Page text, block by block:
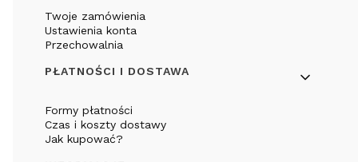
Twoje zamówienia
Ustawienia konta
Przechowalnia
PŁATNOŚCI I DOSTAWA
Formy płatności
Czas i koszty dostawy
Jak kupować?